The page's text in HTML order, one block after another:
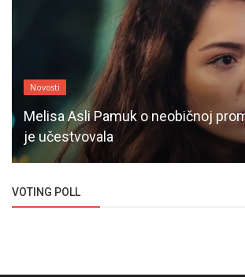
Novosti
Melisa Asli Pamuk o neobičnoj
je učestvovala
VOTING POLL